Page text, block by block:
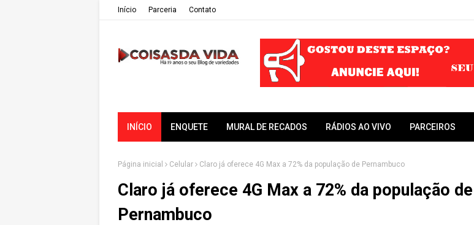
Iní­cio Parceria Contato
INÍCIO ENQUETE MURAL DE RECADOS RÁDIOS AO VIVO PARCEIROS
Página inicial Celular Claro já oferece 4G Max a 72% da população de Pernambuco
Claro já oferece 4G Max a 72% da população de
Pernambuco